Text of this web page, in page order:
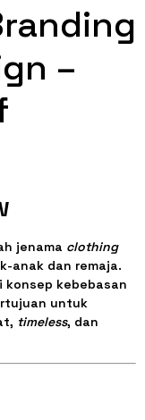
–
jenama clothing
anak dan remaja.
konsep kebebasan
untuk
timeless, dan